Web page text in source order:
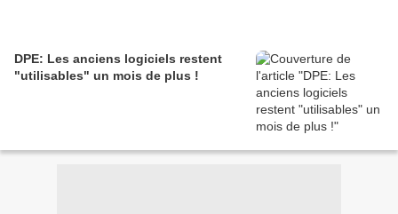
DPE: Les anciens logiciels restent
"utilisables" un mois de plus !